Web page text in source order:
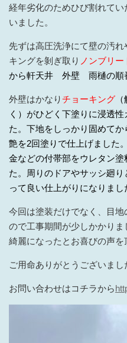
経年劣化のためひび割れて
いました。
先ずは高圧洗浄にて壁の汚
キングを剝ぎ取り ノンブリー
から軒天井 外壁 雨樋の順
外壁はかなりチョーキング
く）がひどく下塗りに浸透
た。下地をしっかり固めて
艶を2回塗りで仕上げました
金などの付帯部をウレタン
た。周りのドアやサッシ廻
って良い仕上がりになりまし
今回は塗装だけでなく、目
ので工事期間が少しかかり
綺麗になったとお喜びの声を
ご用命ありがとうございまし
お問い合わせはコチラから